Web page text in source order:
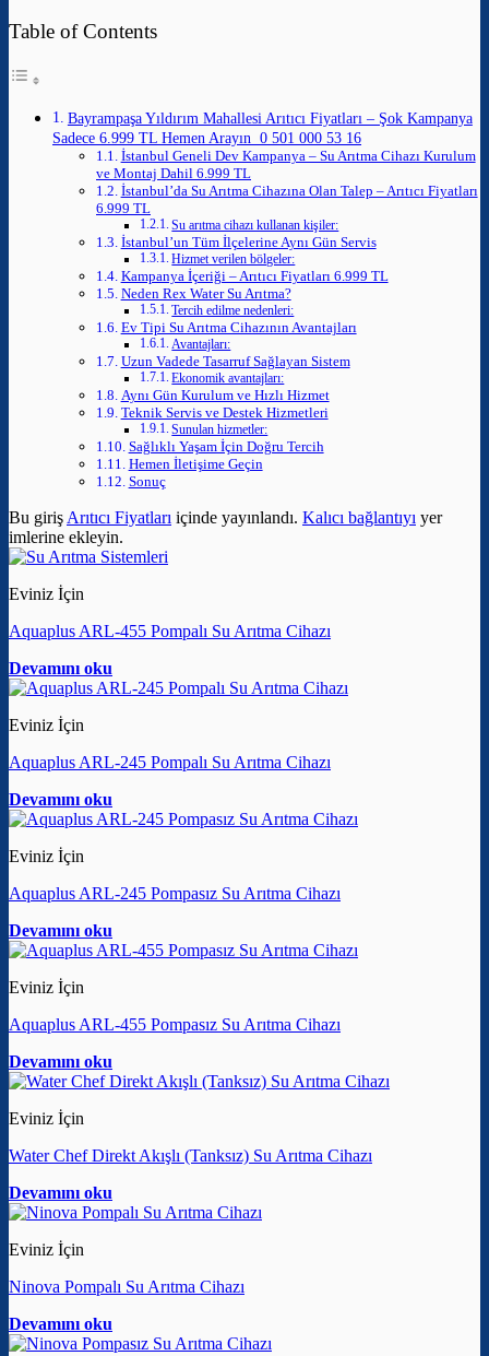
Table of Contents
Bayrampaşa Yıldırım Mahallesi Arıtıcı Fiyatları – Şok Kampanya
Sadece 6.999 TL Hemen Arayın 0 501 000 53 16
İstanbul Geneli Dev Kampanya – Su Arıtma Cihazı Kurulum
ve Montaj Dahil 6.999 TL
İstanbul’da Su Arıtma Cihazına Olan Talep – Arıtıcı Fiyatları
6.999 TL
Su arıtma cihazı kullanan kişiler:
İstanbul’un Tüm İlçelerine Aynı Gün Servis
Hizmet verilen bölgeler:
Kampanya İçeriği – Arıtıcı Fiyatları 6.999 TL
Neden Rex Water Su Arıtma?
Tercih edilme nedenleri:
Ev Tipi Su Arıtma Cihazının Avantajları
Avantajları:
Uzun Vadede Tasarruf Sağlayan Sistem
Ekonomik avantajları:
Aynı Gün Kurulum ve Hızlı Hizmet
Teknik Servis ve Destek Hizmetleri
Sunulan hizmetler:
Sağlıklı Yaşam İçin Doğru Tercih
Hemen İletişime Geçin
Sonuç
Bu girişArıtıcı Fiyatları içinde yayınlandı. Kalıcı bağlantıyı yer
imlerine ekleyin.
Eviniz İçin
Aquaplus ARL-455 Pompalı Su Arıtma Cihazı
Devamını oku
Eviniz İçin
Aquaplus ARL-245 Pompalı Su Arıtma Cihazı
Devamını oku
Eviniz İçin
Aquaplus ARL-245 Pompasız Su Arıtma Cihazı
Devamını oku
Eviniz İçin
Aquaplus ARL-455 Pompasız Su Arıtma Cihazı
Devamını oku
Eviniz İçin
Water Chef Direkt Akışlı (Tanksız) Su Arıtma Cihazı
Devamını oku
Eviniz İçin
Ninova Pompalı Su Arıtma Cihazı
Devamını oku